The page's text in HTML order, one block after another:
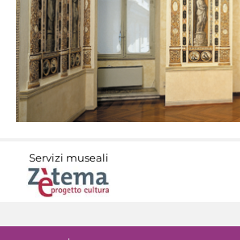
Servizi museali